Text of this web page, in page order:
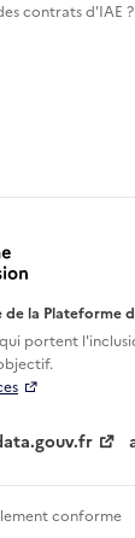
contrats d'IAE ?
la Plateforme
portent
conforme